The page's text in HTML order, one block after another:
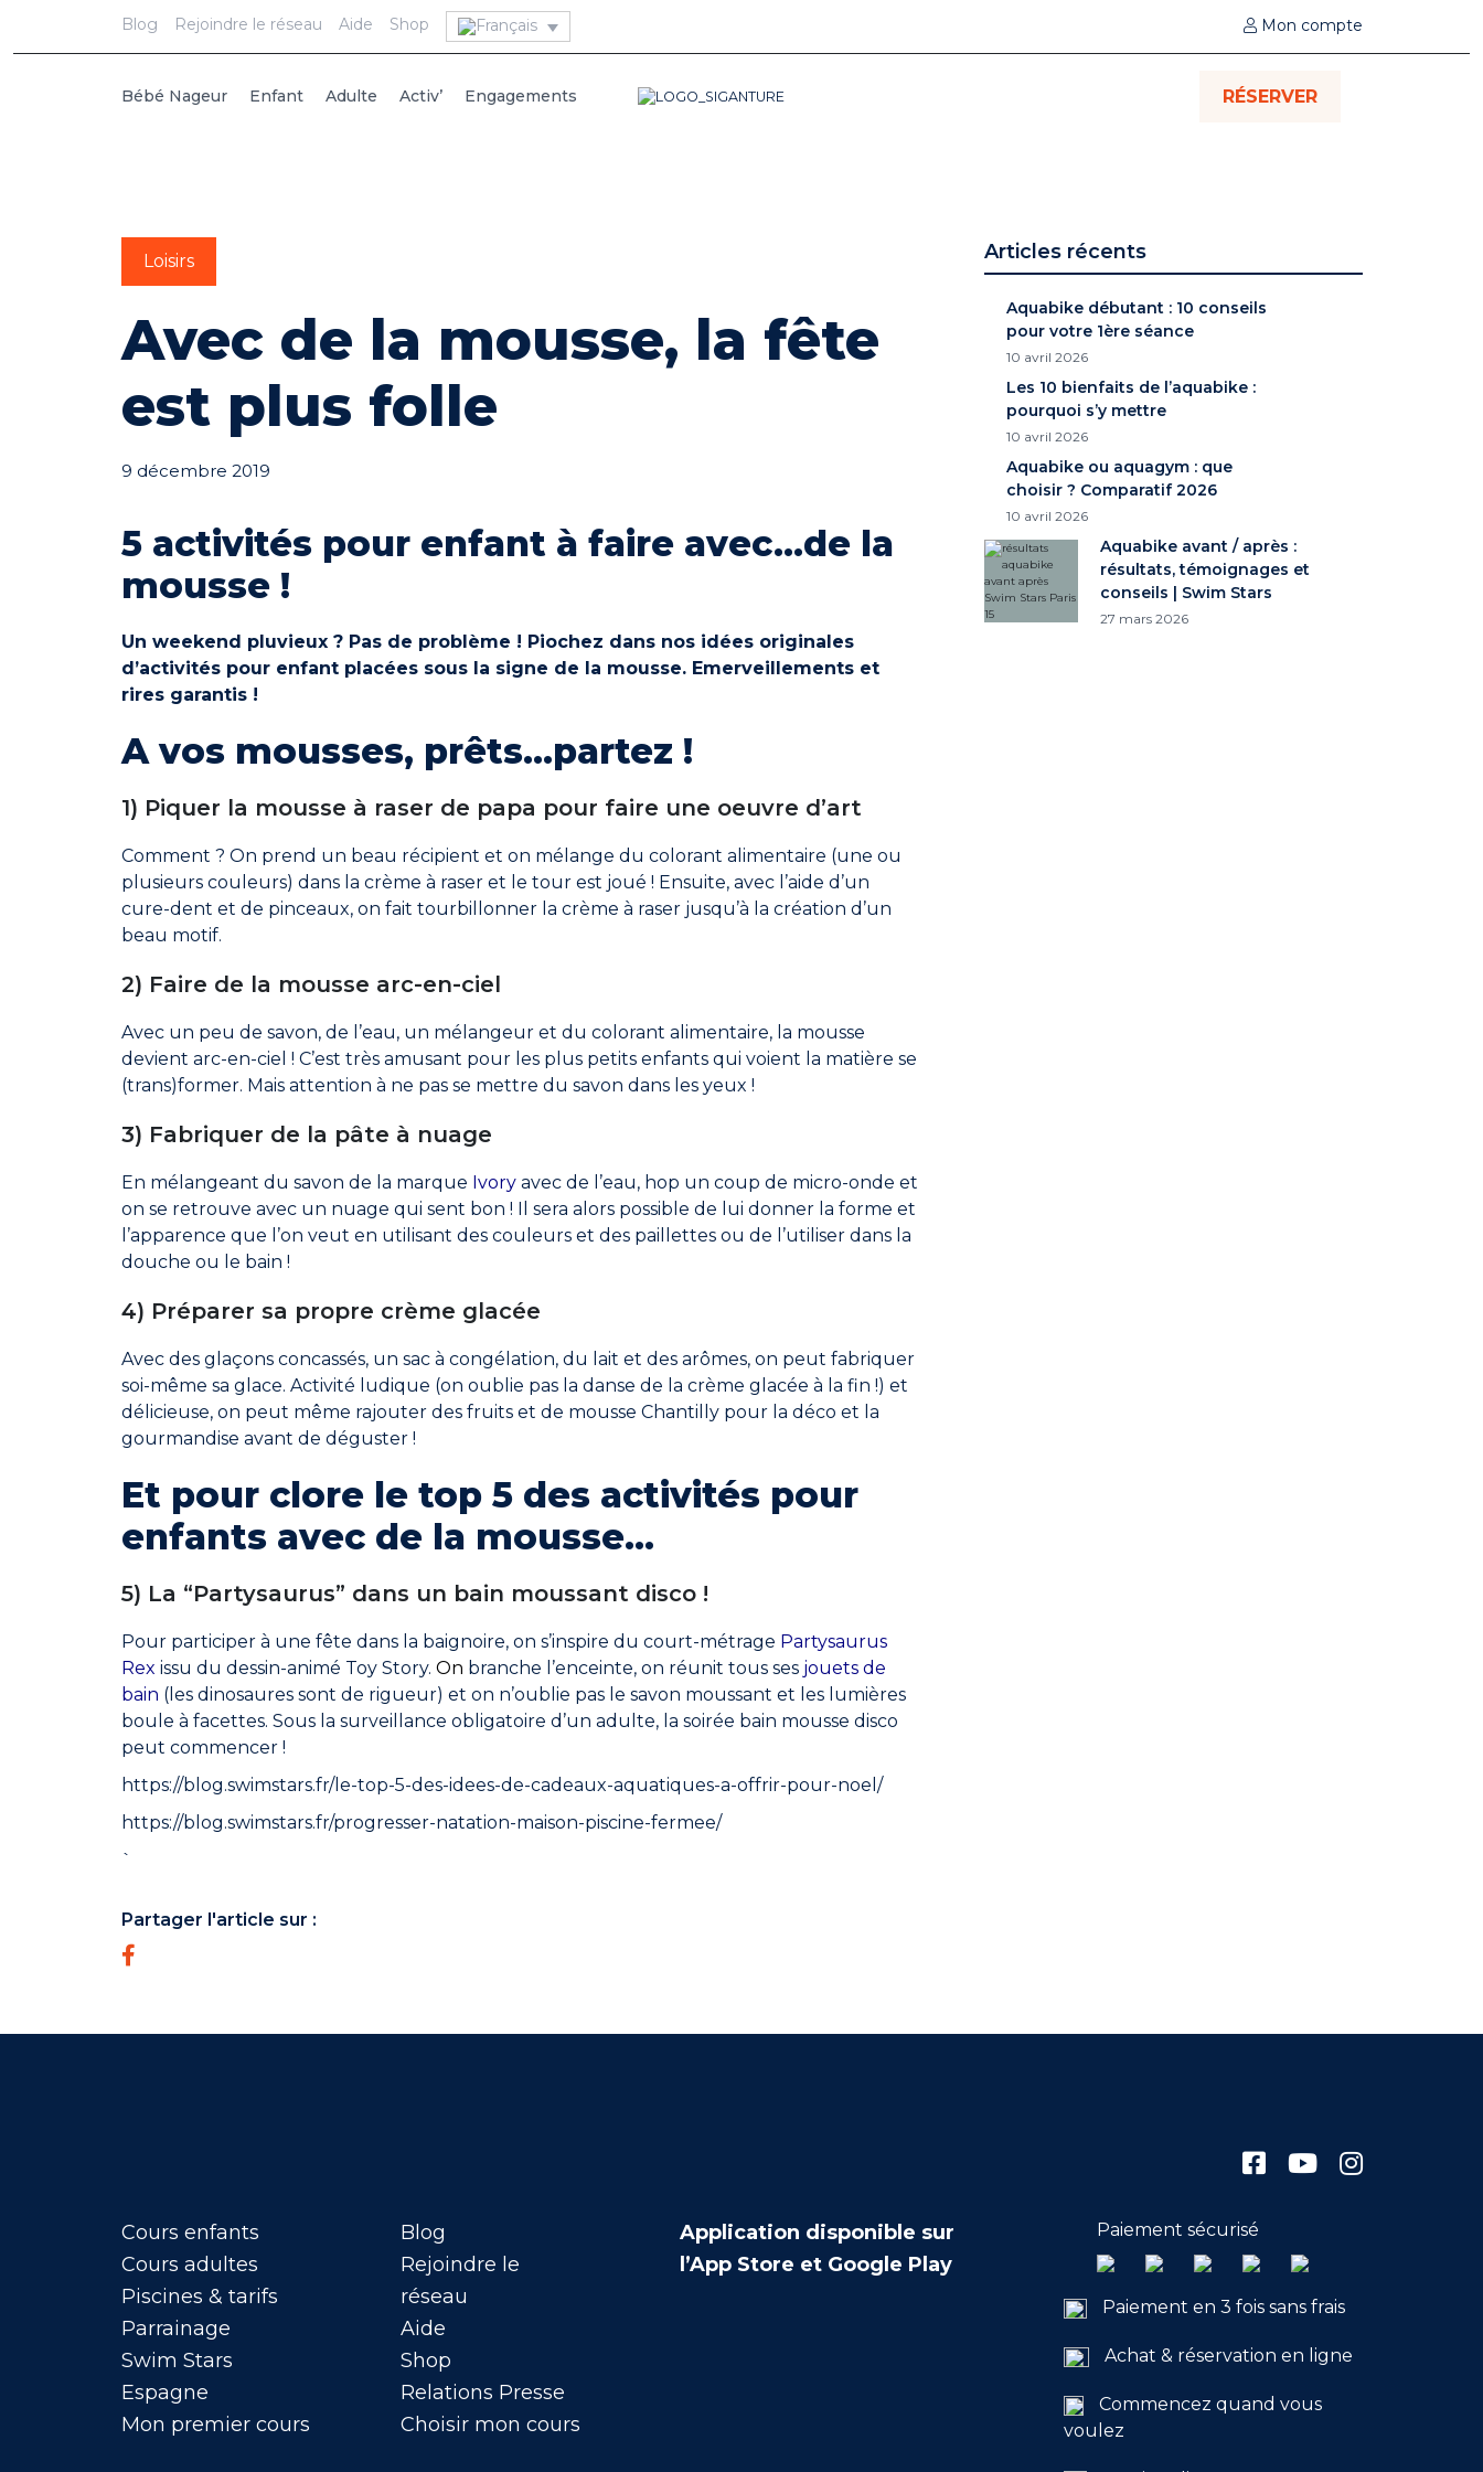
Blog Rejoindre le réseau Aide Shop Mon compte
Bébé Nageur Enfant Adulte Activ’ Engagements RÉSERVER
Loisirs
Avec de la mousse, la fête
est plus folle
9 décembre 2019
5 activités pour enfant à faire avec…de la
mousse !
Un weekend pluvieux ? Pas de problème ! Piochez dans nos idées originales
d’activités pour enfant placées sous la signe de la mousse. Emerveillements et
rires garantis !
A vos mousses, prêts…partez !
1) Piquer la mousse à raser de papa pour faire une oeuvre d’art
Comment ? On prend un beau récipient et on mélange du colorant alimentaire (une ou
plusieurs couleurs) dans la crème à raser et le tour est joué ! Ensuite, avec l’aide d’un
cure-dent et de pinceaux, on fait tourbillonner la crème à raser jusqu’à la création d’un
beau motif.
2) Faire de la mousse arc-en-ciel
Avec un peu de savon, de l’eau, un mélangeur et du colorant alimentaire, la mousse
devient arc-en-ciel ! C’est très amusant pour les plus petits enfants qui voient la matière se
(trans)former. Mais attention à ne pas se mettre du savon dans les yeux !
3) Fabriquer de la pâte à nuage
En mélangeant du savon de la marque Ivoryavec de l’eau, hop un coup de micro-onde et
on se retrouve avec un nuage qui sent bon ! Il sera alors possible de lui donner la forme et
l’apparence que l’on veut en utilisant des couleurs et des paillettes ou de l’utiliser dans la
douche ou le bain !
4) Préparer sa propre crème glacée
Avec des glaçons concassés, un sac à congélation, du lait et des arômes, on peut fabriquer
soi-même sa glace. Activité ludique (on oublie pas la danse de la crème glacée à la fin !) et
délicieuse, on peut même rajouter des fruits et de mousse Chantilly pour la déco et la
gourmandise avant de déguster !
Et pour clore le top 5 des activités pour
enfants avec de la mousse…
5) La “Partysaurus” dans un bain moussant disco !
Pour participer à une fête dans la baignoire, on s’inspire du court-métrage Partysaurus
Rex issu du dessin-animé Toy Story. On branche l’enceinte, on réunit tous sesjouets de
bain (les dinosaures sont de rigueur) et on n’oublie pas le savon moussant et les lumières
boule à facettes. Sous la surveillance obligatoire d’un adulte, la soirée bain mousse disco
peut commencer !
https://blog.swimstars.fr/le-top-5-des-idees-de-cadeaux-aquatiques-a-offrir-pour-noel/
https://blog.swimstars.fr/progresser-natation-maison-piscine-fermee/
`
Articles récents
Aquabike débutant : 10 conseils
pour votre 1ère séance
10 avril 2026
Les 10 bienfaits de l’aquabike :
pourquoi s’y mettre
10 avril 2026
Aquabike ou aquagym : que
choisir ? Comparatif 2026
10 avril 2026
Aquabike avant / après :
résultats, témoignages et
conseils | Swim Stars
27 mars 2026
Partager l'article sur :
Cours enfants
Cours adultes
Piscines & tarifs
Parrainage
Swim Stars
Espagne
Mon premier cours
Blog
Rejoindre le
réseau
Aide
Shop
Relations Presse
Choisir mon cours
Application disponible sur
l’App Store et Google Play
Paiement sécurisé
Paiement en 3 fois sans frais
Achat & réservation en ligne
Commencez quand vous
voulez